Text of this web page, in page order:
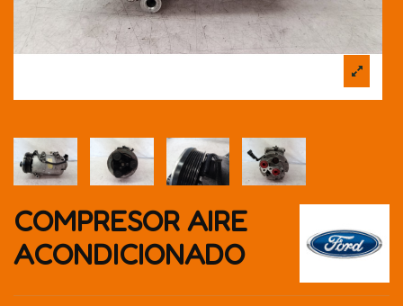
COMPRESOR AIRE
ACONDICIONADO